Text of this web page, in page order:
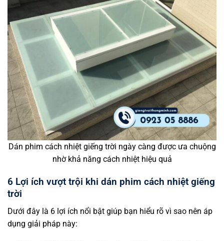
Dán phim cách nhiệt giếng trời ngày càng được ưa chuộng
nhờ khả năng cách nhiệt hiệu quả
6 Lợi ích vượt trội khi dán phim cách nhiệt giếng
trời
Dưới đây là 6 lợi ích nổi bật giúp bạn hiểu rõ vì sao nên áp
dụng giải pháp này: